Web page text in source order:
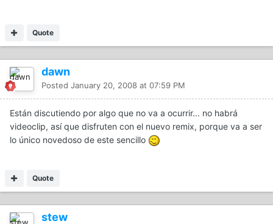
Quote
dawn
Posted January 20, 2008 at 07:59 PM
Están discutiendo por algo que no va a ocurrir... no habrá
videoclip, así que disfruten con el nuevo remix, porque va a ser
lo único novedoso de este sencillo
Quote
stew